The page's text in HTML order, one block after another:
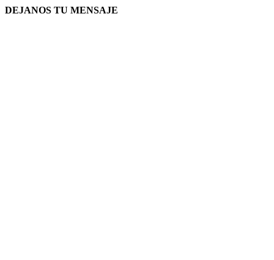
DEJANOS TU MENSAJE